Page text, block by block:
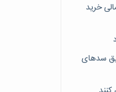
خرید
طریق سدهای